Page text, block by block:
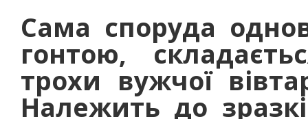
Сама споруда
гонтою,
трохи вужчої
Належить до